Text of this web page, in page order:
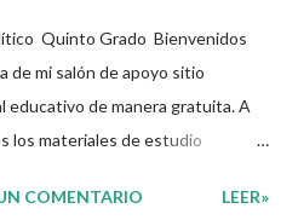
Quinto Grado Bienvenidos
de mi salón de apoyo sitio
educativo de manera gratuita. A
los materiales de estudio
en la concepción de la Nueva
COMENTARIO LEER»